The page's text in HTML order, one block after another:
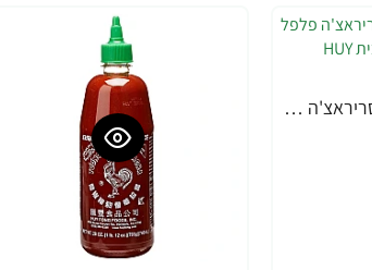
הוי פונג פודס רוטב סריראצ'ה פלפל צ'ילי חריף 435 גרם - מבית HUY FONG FOODS